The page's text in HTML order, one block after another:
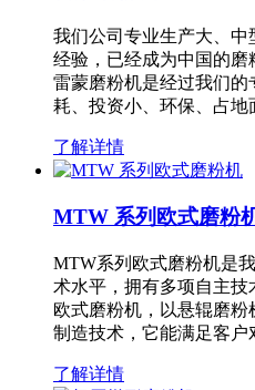
我们公司专业生产大、中
经验，已经成为中国的磨
雷蒙磨粉机是经过我们
耗、投资小、环保、占
了解详情
MTW 系列欧式磨粉
MTW系列欧式磨粉机是
术水平，拥有多项自主
欧式磨粉机，以悬辊磨粉
制造技术，它能满足客
了解详情